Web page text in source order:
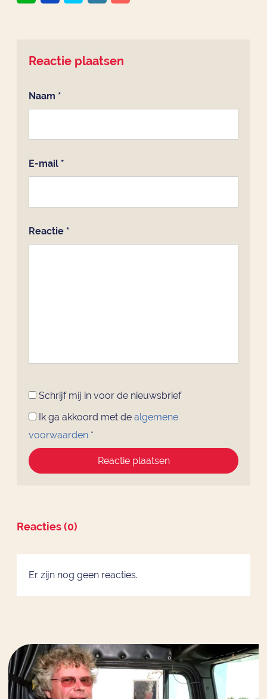
Reactie plaatsen
Naam *
E-mail *
Reactie *
Schrijf mij in voor de nieuwsbrief
Ik ga akkoord met de algemene
voorwaarden *
Reactie plaatsen
Reacties (0)
Er zijn nog geen reacties.